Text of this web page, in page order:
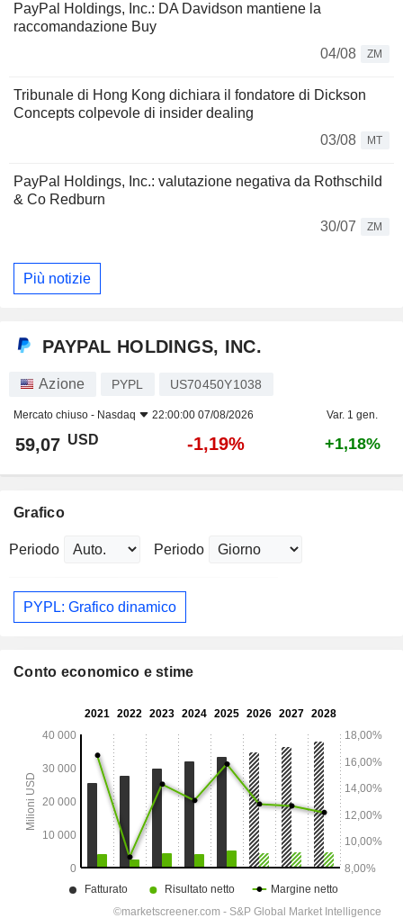
PayPal Holdings, Inc.: DA Davidson mantiene la
raccomandazione Buy
04/08
ZM
Tribunale di Hong Kong dichiara il fondatore di Dickson
Concepts colpevole di insider dealing
03/08
MT
PayPal Holdings, Inc.: valutazione negativa da Rothschild
& Co Redburn
30/07
ZM
Più notizie
PAYPAL HOLDINGS, INC.
Azione PYPL US70450Y1038
Mercato chiuso - Nasdaq 22:00:00 07/08/2026 Var. 1 gen.
59,07 USD -1,19% +1,18%
Grafico
Periodo Periodo
PYPL: Grafico dinamico
Conto economico e stime